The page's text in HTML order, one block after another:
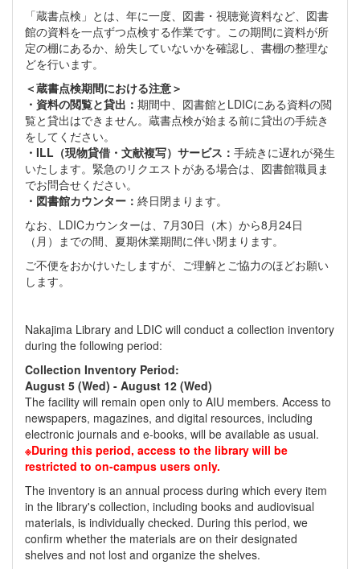
「蔵書点検」とは、年に一度、図書・視聴覚資料など、図書
館の資料を一点ずつ点検する作業です。この期間に資料が所
定の棚にあるか、紛失していないかを確認し、書棚の整理な
どを行います。
＜蔵書点検期間における注意＞
・資料の閲覧と貸出： 期間中、図書館とLDICにある資料の閲
覧と貸出はできません。蔵書点検が始まる前に貸出の手続き
をしてください。
・ILL（現物貸借・文献複写）サービス： 手続きに遅れが発生
いたします。緊急のリクエストがある場合は、図書館職員ま
でお問合せください。
・図書館カウンター： 終日閉まります。
なお、LDICカウンターは、7月30日（木）から8月24日
（月）までの間、夏期休業期間に伴い閉まります。
ご不便をおかけいたしますが、ご理解とご協力のほどお願い
します。
Nakajima Library and LDIC will conduct a collection inventory
during the following period:
Collection Inventory Period:
August 5 (Wed) - August 12 (Wed)
The facility will remain open only to AIU members. Access to
newspapers, magazines, and digital resources, including
electronic journals and e-books, will be available as usual.
※During this period, access to the library will be
restricted to on-campus users only.
The inventory is an annual process during which every item
in the library's collection, including books and audiovisual
materials, is individually checked. During this period, we
confirm whether the materials are on their designated
shelves and not lost and organize the shelves.